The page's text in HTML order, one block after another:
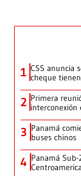
1 CSS anuncia
cheque
2 Primera
interconexión
3 Panamá
buses chinos
4 Panamá